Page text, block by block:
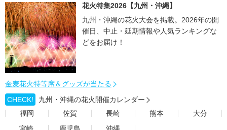
花火特集2026【九州・沖縄】
九州・沖縄の花火大会を掲載。2026年の開
催日、中止・延期情報や人気ランキングな
どをお届け！
金麦花火特等席＆グッズが当たる
CHECK!
九州・沖縄の花火開催カレンダー
福岡
佐賀 長崎 熊本
大分